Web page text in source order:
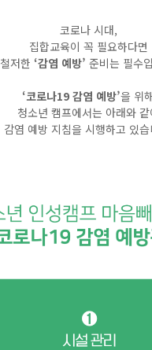
코로나 시대,
집합교육이 꼭 필요하다면
철저한 ‘감염 예방’ 준비는 필수
‘코로나19 감염 예방’을 위
청소년 캠프에서는 아래와 같
감염 예방 지침을 시행하고 있